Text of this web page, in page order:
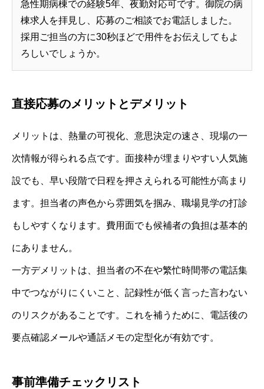
急性期病棟での経験5年、夜勤対応可です。御院の病
棟求人を拝見し、応募のご相談でお電話しました。
採用ご担当の方に30秒ほどで用件をお伝えしてもよ
ろしいでしょうか。
直接応募のメリットとデメリット
メリットは、熱量の可視化、意思決定の速さ、現場の一
次情報が得られる点です。面接枠が埋まりやすい人気施
設でも、早い段階で日程を押さえられる可能性が高まり
ます。担当者の声色から雰囲気を掴み、職場見学の打診
もしやすくなります。費用面でも候補者の負担は基本的
にありません。
一方デメリットは、担当者の不在や繁忙時間帯の電話集
中でつながりにくいこと、記録性が低く言った言わない
のリスクがあることです。これを補うために、電話後の
要点確認メールや通話メモの定型化が有効です。
事前準備チェックリスト